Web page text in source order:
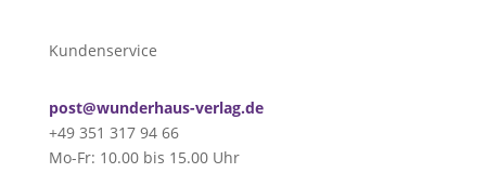
Kundenservice
post@wunderhaus-verlag.de
+49 351 317 94 66
Mo-Fr: 10.00 bis 15.00 Uhr